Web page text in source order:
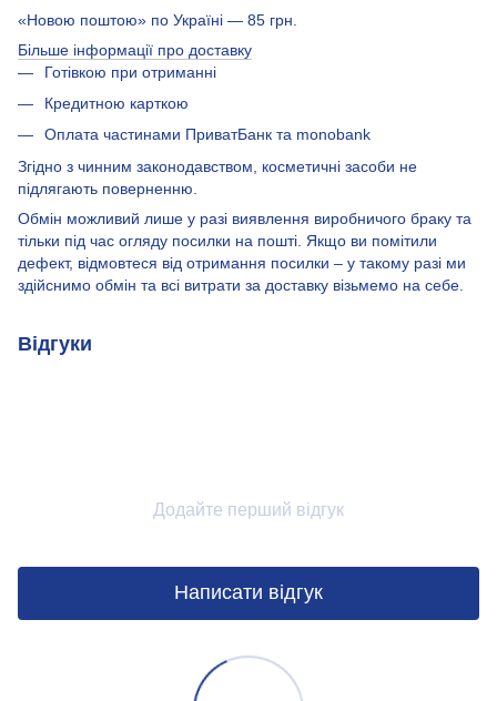
«Новою поштою» по Україні — 85 грн.
Більше інформації про доставку
Готівкою при отриманні
Кредитною карткою
Оплата частинами ПриватБанк та monobank
Згідно з чинним законодавством, косметичні засоби не
підлягають поверненню.
Обмін можливий лише у разі виявлення виробничого браку та
тільки під час огляду посилки на пошті. Якщо ви помітили
дефект, відмовтеся від отримання посилки – у такому разі ми
здійснимо обмін та всі витрати за доставку візьмемо на себе.
Відгуки
Додайте перший відгук
Написати відгук